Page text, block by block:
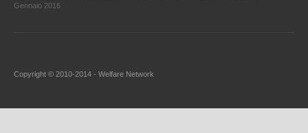
Gennaio 2016
Copyright © 2010-2014 - Welfare Network